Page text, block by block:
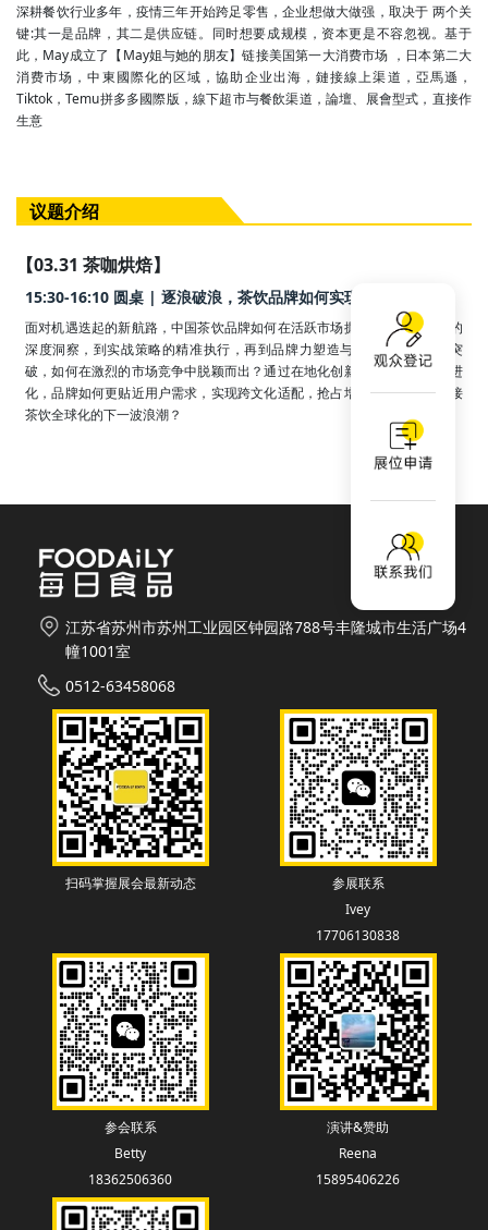
深耕餐饮行业多年，疫情三年开始跨足零售，企业想做大做强，取决于 两个关
键:其一是品牌，其二是供应链。同时想要成规模，资本更是不容忽视。基于
此，May成立了【May姐与她的朋友】链接美国第一大消费市场 ，日本第二大
消费市场，中東國際化的区域，協助企业出海，鏈接線上渠道，亞馬遜，
Tiktok，Temu拼多多國際版，線下超市与餐飲渠道，論壇、展會型式，直接作
生意
议题介绍
【03.31 茶咖烘焙】
15:30-16:10 圆桌 | 逐浪破浪，茶饮品牌如何实现出海加速跑？
面对机遇迭起的新航路，中国茶饮品牌如何在活跃市场掘金？从海外市场的
深度洞察，到实战策略的精准执行，再到品牌力塑造与产品创新的持续突
破，如何在激烈的市场竞争中脱颖而出？通过在地化创新与供应链的超级进
化，品牌如何更贴近用户需求，实现跨文化适配，抢占增长先机，乘势迎接
茶饮全球化的下一波浪潮？
江苏省苏州市苏州工业园区钟园路788号丰隆城市生活广场4
幢1001室
0512-63458068
扫码掌握展会最新动态
参展联系
Ivey
17706130838
参会联系
Betty
18362506360
演讲&赞助
Reena
15895406226